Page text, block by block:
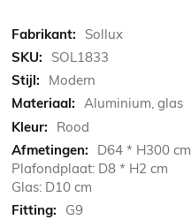
Meer
informatie
Sollux
SOL1833
Modern
Aluminium, glas
Rood
D64 * H300 cm
Plafondplaat: D8 * H2 cm
Glas: D10 cm
G9